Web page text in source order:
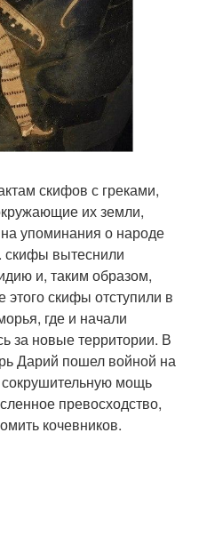
скифов с греками,
их земли,
упоминания о народе
скифы вытеснили
и, таким образом,
скифы отступили в
где и начали
за новые территории. В
Дарий пошел войной на
мощь
превосходство,
кочевников.